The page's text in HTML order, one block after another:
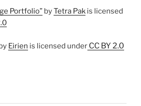
Portfolio” byTetra Pak is licensed
Eirien is licensed under CC BY 2.0